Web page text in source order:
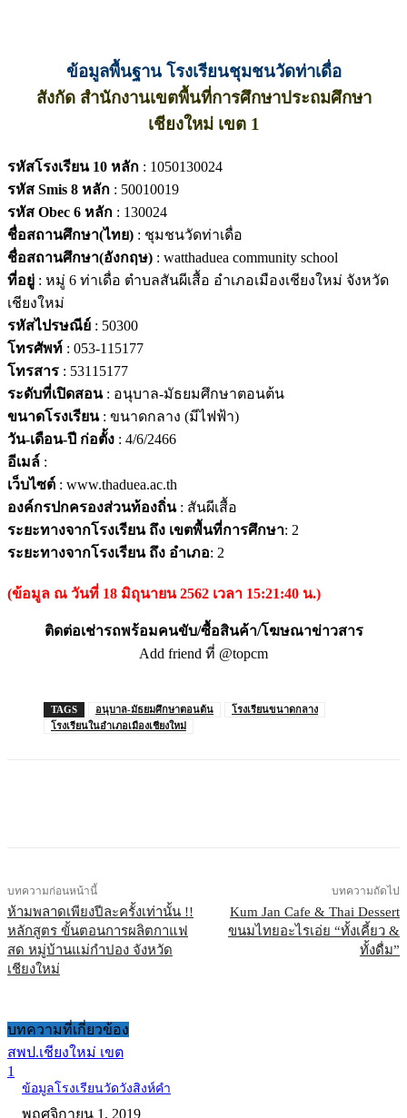
ข้อมูลพื้นฐาน โรงเรียนชุมชนวัดท่าเดื่อ
สังกัด สำนักงานเขตพื้นที่การศึกษาประถมศึกษา
เชียงใหม่ เขต 1
รหัสโรงเรียน 10 หลัก : 1050130024
รหัส Smis 8 หลัก : 50010019
รหัส Obec 6 หลัก : 130024
ชื่อสถานศึกษา(ไทย) : ชุมชนวัดท่าเดื่อ
ชื่อสถานศึกษา(อังกฤษ) : watthaduea community school
ที่อยู่ : หมู่ 6 ท่าเดื่อ ตำบลสันผีเสื้อ อำเภอเมืองเชียงใหม่ จังหวัด
เชียงใหม่
รหัสไปรษณีย์ : 50300
โทรศัพท์ : 053-115177
โทรสาร : 53115177
ระดับที่เปิดสอน: อนุบาล-มัธยมศึกษาตอนต้น
ขนาดโรงเรียน: ขนาดกลาง (มีไฟฟ้า)
วัน-เดือน-ปี ก่อตั้ง : 4/6/2466
อีเมล์ :
เว็บไซต์ : www.thaduea.ac.th
องค์กรปกครองส่วนท้องถิ่น: สันผีเสื้อ
ระยะทางจากโรงเรียน ถึง เขตพื้นที่การศึกษา: 2
ระยะทางจากโรงเรียน ถึง อำเภอ: 2
(ข้อมูล ณ วันที่ 18 มิถุนายน 2562 เวลา 15:21:40 น.)
ติดต่อเช่ารถพร้อมคนขับ/ซื้อสินค้า/โฆษณาข่าวสาร
Add friend ที่ @topcm
TAGS อนุบาล-มัธยมศึกษาตอนต้น
โรงเรียนขนาดกลาง
โรงเรียนในอำเภอเมืองเชียงใหม่
บทความก่อนหน้านี้
ห้ามพลาดเพียงปีละครั้งเท่านั้น !!
หลักสูตร ขั้นตอนการผลิตกาแฟ
สด หมู่บ้านแม่กำปอง จังหวัด
เชียงใหม่
บทความถัดไป
Kum Jan Cafe & Thai Dessert
ขนมไทยอะไรเอ่ย “ทั้งเคี้ยว &
ทั้งดื่ม”
บทความที่เกี่ยวข้อง
สพป.เชียงใหม่ เขต
1
ข้อมูลโรงเรียนวัดวังสิงห์คำ
พฤศจิกายน 1, 2019